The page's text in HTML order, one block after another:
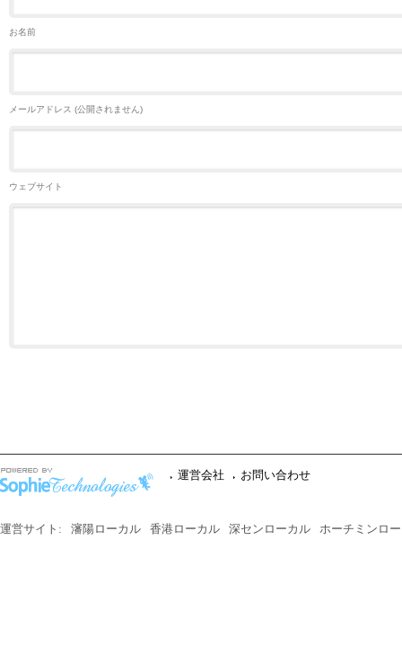
お名前
メールアドレス (公開されません)
ウェブサイト
運営会社 お問い合わせ
運営サイト: 瀋陽ローカル 香港ローカル 深センローカル ホーチミンロ